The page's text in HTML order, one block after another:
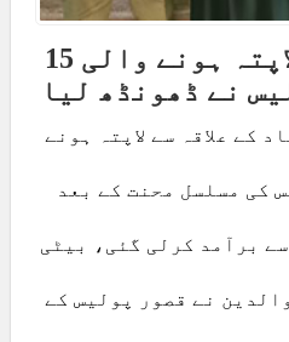
مصطفی آباد سے لاپتہ ہونے والی 15
نے ڈھونڈھ لیا
کے علاقہ سے لاپتہ ہونے
کی مسلسل محنت کے بعد
برآمد کرلی گئی، بیٹی
نے قصور پولیس کے